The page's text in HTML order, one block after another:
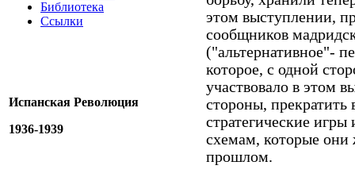
Библиотека
Ссылки
Испанская Революция
1936-1939
этом выступлении,
сообщников
("альтернативное"-
которое, с одной
участвовало в этом
стороны, прекратить
стратегические
схемам, которые они
прошлом.